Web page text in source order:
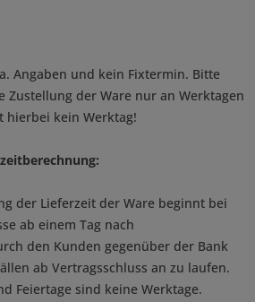
Angaben und kein Fixtermin. Bitte
Zustellung der Ware nur an Werktagen
hierbei kein Werktag!
der Lieferzeit der Ware beginnt bei
ab einem Tag nach
den Kunden gegenüber der Bank
ab Vertragsschluss an zu laufen.
Feiertage sind keine Werktage.